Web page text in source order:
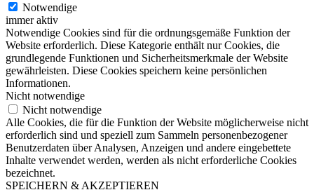
Notwendige
immer aktiv
Notwendige Cookies sind für die ordnungsgemäße Funktion der
Website erforderlich. Diese Kategorie enthält nur Cookies, die
grundlegende Funktionen und Sicherheitsmerkmale der Website
gewährleisten. Diese Cookies speichern keine persönlichen
Informationen.
Nicht notwendige
Nicht notwendige
Alle Cookies, die für die Funktion der Website möglicherweise nicht
erforderlich sind und speziell zum Sammeln personenbezogener
Benutzerdaten über Analysen, Anzeigen und andere eingebettete
Inhalte verwendet werden, werden als nicht erforderliche Cookies
bezeichnet.
SPEICHERN & AKZEPTIEREN